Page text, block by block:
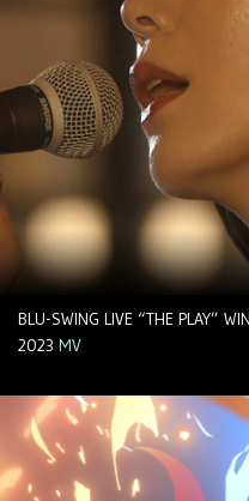
BLU-SWING LIVE “THE PLAY”
2023 MV